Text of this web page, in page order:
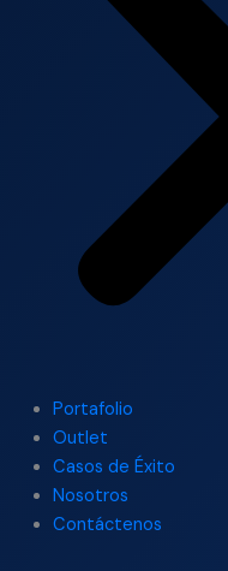
Portafolio
Outlet
Casos de Éxito
Nosotros
Contáctenos